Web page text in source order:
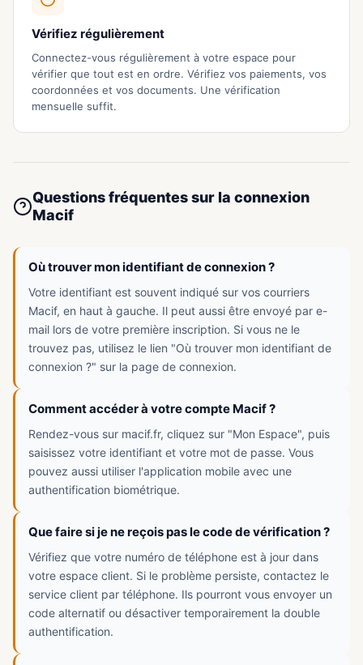
Vérifiez régulièrement
Connectez-vous régulièrement à votre espace pour
vérifier que tout est en ordre. Vérifiez vos paiements, vos
coordonnées et vos documents. Une vérification
mensuelle suffit.
Questions fréquentes sur la connexion
Macif
Où trouver mon identifiant de connexion ?
Votre identifiant est souvent indiqué sur vos courriers
Macif, en haut à gauche. Il peut aussi être envoyé par e-
mail lors de votre première inscription. Si vous ne le
trouvez pas, utilisez le lien "Où trouver mon identifiant de
connexion ?" sur la page de connexion.
Comment accéder à votre compte Macif ?
Rendez-vous sur macif.fr, cliquez sur "Mon Espace", puis
saisissez votre identifiant et votre mot de passe. Vous
pouvez aussi utiliser l'application mobile avec une
authentification biométrique.
Que faire si je ne reçois pas le code de vérification ?
Vérifiez que votre numéro de téléphone est à jour dans
votre espace client. Si le problème persiste, contactez le
service client par téléphone. Ils pourront vous envoyer un
code alternatif ou désactiver temporairement la double
authentification.